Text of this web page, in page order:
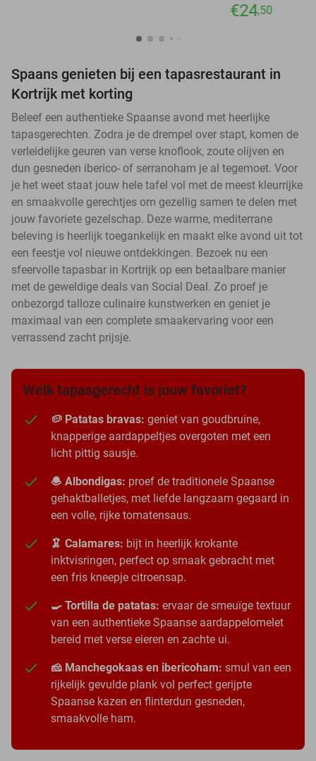
€24,50
Spaans genieten bij een tapasrestaurant in
Kortrijk met korting
Beleef een authentieke Spaanse avond met heerlijke
tapasgerechten. Zodra je de drempel over stapt, komen de
verleidelijke geuren van verse knoflook, zoute olijven en
dun gesneden iberico- of serranoham je al tegemoet. Voor
je het weet staat jouw hele tafel vol met de meest kleurrijke
en smaakvolle gerechtjes om gezellig samen te delen met
jouw favoriete gezelschap. Deze warme, mediterrane
beleving is heerlijk toegankelijk en maakt elke avond uit tot
een feestje vol nieuwe ontdekkingen. Bezoek nu een
sfeervolle tapasbar in Kortrijk op een betaalbare manier
met de geweldige deals van Social Deal. Zo proef je
onbezorgd talloze culinaire kunstwerken en geniet je
maximaal van een complete smaakervaring voor een
verrassend zacht prijsje.
Welk tapasgerecht is jouw favoriet?
🥔 Patatas bravas: geniet van goudbruine,
knapperige aardappeltjes overgoten met een
licht pittig sausje.
🧆 Albondigas: proef de traditionele Spaanse
gehaktballetjes, met liefde langzaam gegaard in
een volle, rijke tomatensaus.
🦑 Calamares: bijt in heerlijk krokante
inktvisringen, perfect op smaak gebracht met
een fris kneepje citroensap.
🍳 Tortilla de patatas: ervaar de smeuïge textuur
van een authentieke Spaanse aardappelomelet
bereid met verse eieren en zachte ui.
🧀 Manchegokaas en ibericoham: smul van een
rijkelijk gevulde plank vol perfect gerijpte
Spaanse kazen en flinterdun gesneden,
smaakvolle ham.